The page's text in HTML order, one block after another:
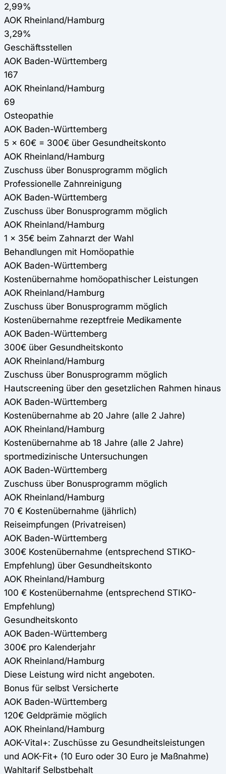
2,99%
AOK Rheinland/Hamburg
3,29%
Geschäftsstellen
AOK Baden-Württemberg
167
AOK Rheinland/Hamburg
69
Osteopathie
AOK Baden-Württemberg
5 x 60€ = 300€ über Gesundheitskonto
AOK Rheinland/Hamburg
Zuschuss über Bonusprogramm möglich
Professionelle Zahnreinigung
AOK Baden-Württemberg
Zuschuss über Bonusprogramm möglich
AOK Rheinland/Hamburg
1 x 35€ beim Zahnarzt der Wahl
Behandlungen mit Homöopathie
AOK Baden-Württemberg
Kostenübernahme homöopathischer Leistungen
AOK Rheinland/Hamburg
Zuschuss über Bonusprogramm möglich
Kostenübernahme rezeptfreie Medikamente
AOK Baden-Württemberg
300€ über Gesundheitskonto
AOK Rheinland/Hamburg
Zuschuss über Bonusprogramm möglich
Hautscreening über den gesetzlichen Rahmen hinaus
AOK Baden-Württemberg
Kostenübernahme ab 20 Jahre (alle 2 Jahre)
AOK Rheinland/Hamburg
Kostenübernahme ab 18 Jahre (alle 2 Jahre)
sportmedizinische Untersuchungen
AOK Baden-Württemberg
Zuschuss über Bonusprogramm möglich
AOK Rheinland/Hamburg
70 € Kostenübernahme (jährlich)
Reiseimpfungen (Privatreisen)
AOK Baden-Württemberg
300€ Kostenübernahme (entsprechend STIKO-
Empfehlung) über Gesundheitskonto
AOK Rheinland/Hamburg
100 € Kostenübernahme (entsprechend STIKO-
Empfehlung)
Gesundheitskonto
AOK Baden-Württemberg
300€ pro Kalenderjahr
AOK Rheinland/Hamburg
Diese Leistung wird nicht angeboten.
Bonus für selbst Versicherte
AOK Baden-Württemberg
120€ Geldprämie möglich
AOK Rheinland/Hamburg
AOK-Vital+: Zuschüsse zu Gesundheitsleistungen
und AOK-Fit+ (10 Euro oder 30 Euro je Maßnahme)
Wahltarif Selbstbehalt